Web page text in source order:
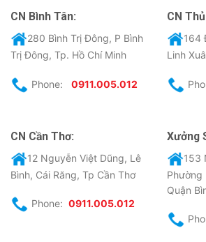
CN Bình Tân:
280 Bình Trị Đông, P Bình
Trị Đông, Tp. Hồ Chí Minh
Phone: 0911.005.012
CN
164
Linh
CN Cần Thơ:
12 Nguyễn Việt Dũng, Lê
Bình, Cái Răng, Tp Cần Thơ
Phone: 0911.005.012
Xưởng
153
Phường
Quận